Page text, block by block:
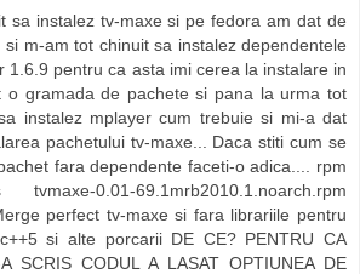
sa instalez tv-maxe si pe fedora am dat de
si m-am tot chinuit sa instalez dependentele
1.6.9 pentru ca asta imi cerea la instalare in
o gramada de pachete si pana la urma tot
instalez mplayer cum trebuie si mi-a dat
pachetului tv-maxe... Daca stiti cum se
fara dependente faceti-o adica.... rpm
0.01-69.1mrb2010.1.noarch.rpm
perfect tv-maxe si fara librariile pentru
si alte porcarii DE CE? PENTRU CA
SCRIS CODUL A LASAT OPTIUNEA DE